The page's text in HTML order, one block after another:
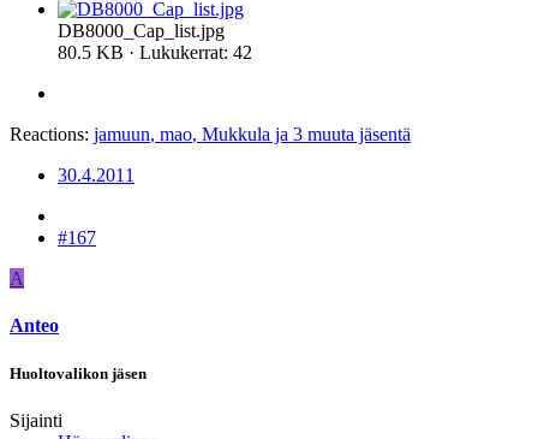
DB8000_Cap_list.jpg
80.5 KB · Lukukerrat: 42
Reactions: jamuun, mao, Mukkula ja 3 muuta jäsentä
30.4.2011
#167
A
Anteo
Huoltovalikon jäsen
Sijainti